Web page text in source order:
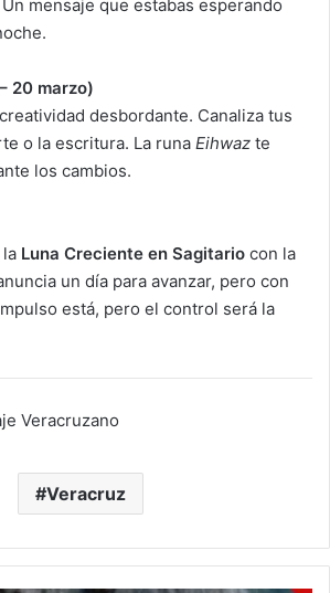
mensaje que estabas esperando
20 marzo)
desbordante. Canaliza tus
o la escritura. La runa Eihwaz te
los cambios.
Luna Creciente en Sagitario con la
un día para avanzar, pero con
está, pero el control será la
Veracruzano
Veracruz